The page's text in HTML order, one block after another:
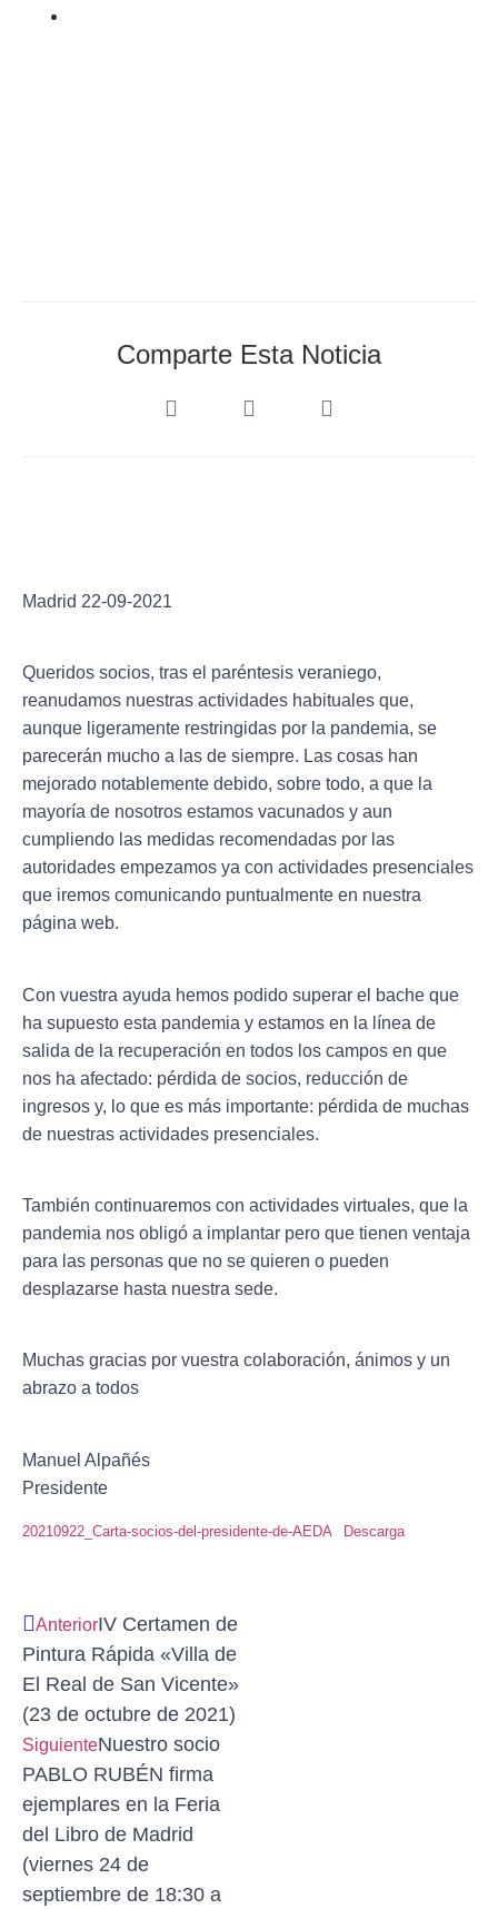
Comparte Esta Noticia
Madrid 22-09-2021
Queridos socios, tras el paréntesis veraniego,
reanudamos nuestras actividades habituales que,
aunque ligeramente restringidas por la pandemia, se
parecerán mucho a las de siempre. Las cosas han
mejorado notablemente debido, sobre todo, a que la
mayoría de nosotros estamos vacunados y aun
cumpliendo las medidas recomendadas por las
autoridades empezamos ya con actividades presenciales
que iremos comunicando puntualmente en nuestra
página web.
Con vuestra ayuda hemos podido superar el bache que
ha supuesto esta pandemia y estamos en la línea de
salida de la recuperación en todos los campos en que
nos ha afectado: pérdida de socios, reducción de
ingresos y, lo que es más importante: pérdida de muchas
de nuestras actividades presenciales.
También continuaremos con actividades virtuales, que la
pandemia nos obligó a implantar pero que tienen ventaja
para las personas que no se quieren o pueden
desplazarse hasta nuestra sede.
Muchas gracias por vuestra colaboración, ánimos y un
abrazo a todos
Manuel Alpañés
Presidente
20210922_Carta-socios-del-presidente-de-AEDA Descarga
AnteriorIV Certamen de
Pintura Rápida «Villa de
El Real de San Vicente»
(23 de octubre de 2021)
SiguienteNuestro socio
PABLO RUBÉN firma
ejemplares en la Feria
del Libro de Madrid
(viernes 24 de
septiembre de 18:30 a